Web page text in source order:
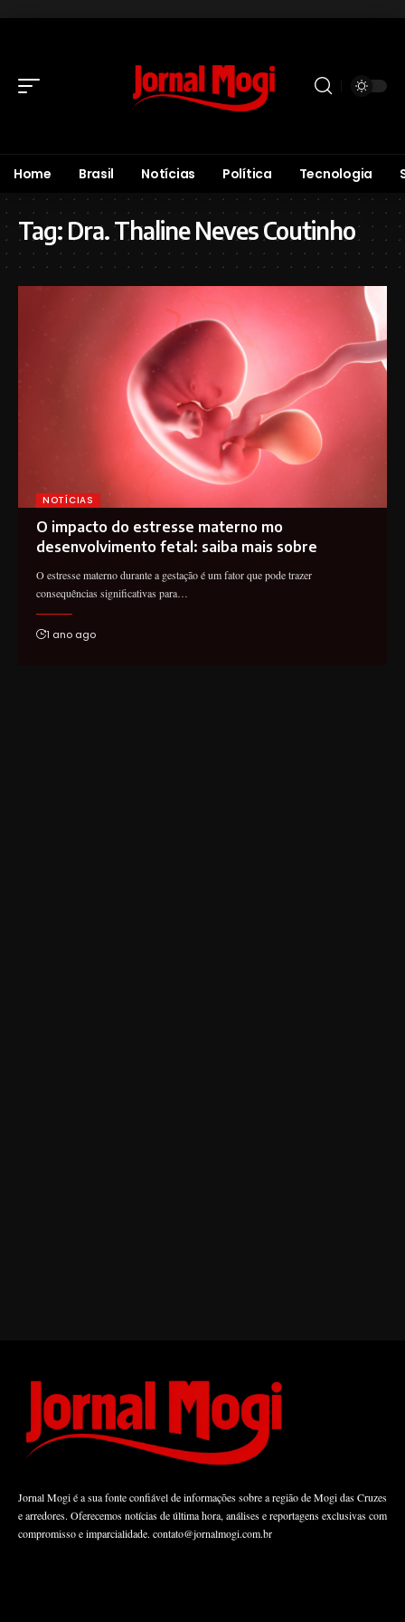
Home Brasil Notícias Política Tecnologia
Tag: Dra. Thaline Neves Coutinho
NOTÍCIAS
O impacto do estresse materno mo
desenvolvimento fetal: saiba mais sobre
O estresse materno durante a gestação é um fator que pode trazer
consequências significativas para…
1 ano ago
Jornal Mogi é a sua fonte confiável de informações sobre a região de Mogi das Cruzes
e arredores. Oferecemos notícias de última hora, análises e reportagens exclusivas com
compromisso e imparcialidade. contato@jornalmogi.com.br